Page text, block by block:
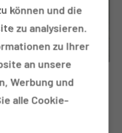
treffen auf
Welten sind
(CTK) und der
können und die
zu analysieren.
zu Ihrer
an unsere
Werbung und
alle Cookie-